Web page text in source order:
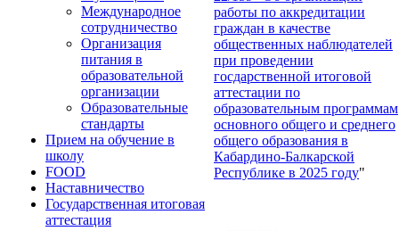
Международное
сотрудничество
Организация
питания в
образовательной
организации
Образовательные
стандарты
Прием на обучение в
школу
FOOD
Наставничество
Государственная итоговая
аттестация
работы по аккредитации
граждан в качестве
общественных наблюдателей
при проведении
госдарственной итоговой
аттестации по
образовательным программам
основного общего и среднего
общего образования в
Кабардино-Балкарской
Республике в 2025 году"